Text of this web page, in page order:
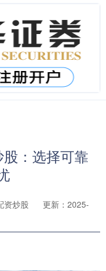
：选择可靠
资炒股
更新：2025-